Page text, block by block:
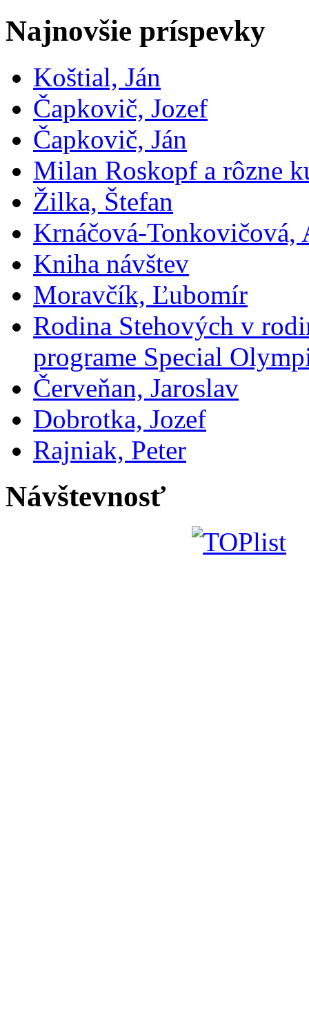
Najnovšie príspevky
Koštial, Ján
Čapkovič, Jozef
Čapkovič, Ján
Milan Roskopf a rôzne
Žilka, Štefan
Krnáčová-Tonkovičová,
Kniha návštev
Moravčík, Ľubomír
Rodina Stehových v
programe Special
Červeňan, Jaroslav
Dobrotka, Jozef
Rajniak, Peter
Návštevnosť